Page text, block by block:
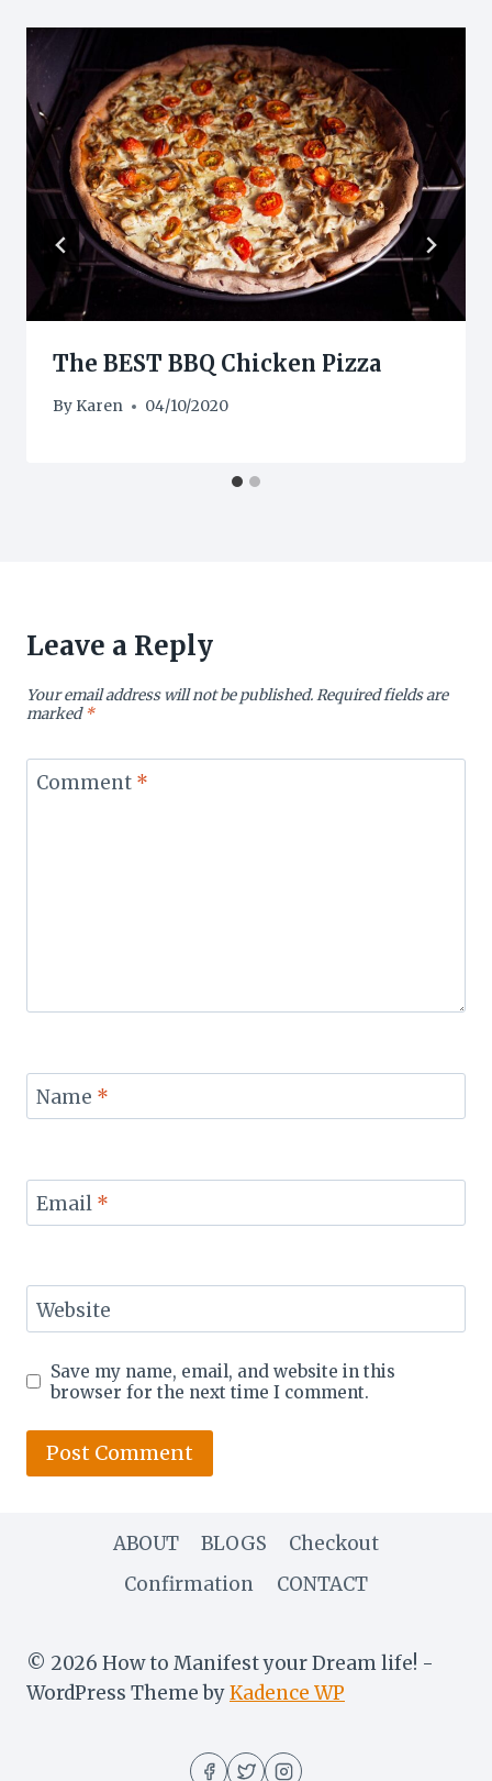
The BEST BBQ Chicken Pizza
By Karen 04/10/2020
Leave a Reply
Your email address will not be published.Required fields are
marked*
Comment *
Name *
Email *
Website
Save my name, email, and website in this
browser for the next time I comment.
ABOUT BLOGS
Checkout
Confirmation
CONTACT
© 2026 How to Manifest your Dream life! -
WordPress Theme byKadence WP